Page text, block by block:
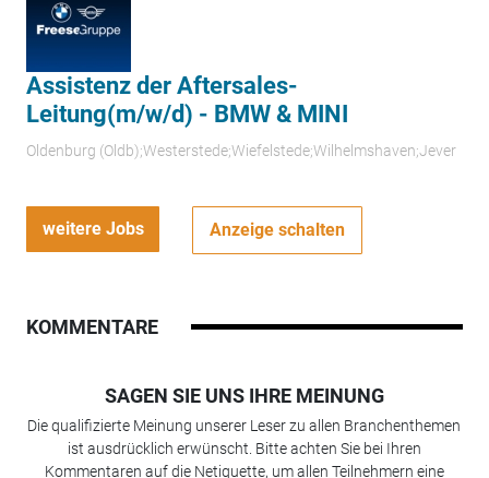
Assistenz der Aftersales-
Leitung(m/w/d) - BMW & MINI
Oldenburg (Oldb);Westerstede;Wiefelstede;Wilhelmshaven;Jever
weitere Jobs Anzeige schalten
KOMMENTARE
SAGEN SIE UNS IHRE MEINUNG
Die qualifizierte Meinung unserer Leser zu allen Branchenthemen
ist ausdrücklich erwünscht. Bitte achten Sie bei Ihren
Kommentaren auf die Netiquette, um allen Teilnehmern eine